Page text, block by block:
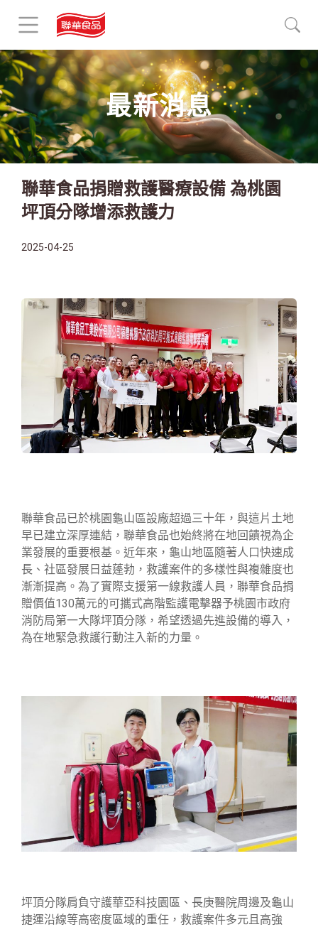
最新消息
聯華食品捐贈救護醫療設備 為桃園
坪頂分隊增添救護力
2025-04-25
聯華食品已於桃園龜山區設廠超過三十年，與這片土地
早已建立深厚連結，聯華食品也始終將在地回饋視為企
業發展的重要根基。近年來，龜山地區隨著人口快速成
長、社區發展日益蓬勃，救護案件的多樣性與複雜度也
漸漸提高。為了實際支援第一線救護人員，聯華食品捐
贈價值130萬元的可攜式高階監護電擊器予桃園市政府
消防局第一大隊坪頂分隊，希望透過先進設備的導入，
為在地緊急救護行動注入新的力量。
坪頂分隊肩負守護華亞科技園區、長庚醫院周邊及龜山
捷運沿線等高密度區域的重任，救護案件多元且高強